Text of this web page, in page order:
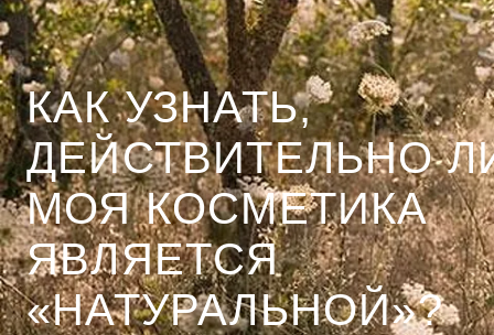
КАК УЗНАТЬ,
ДЕЙСТВИТЕЛЬНО
МОЯ КОСМЕТИКА
ЯВЛЯЕТСЯ
«НАТУРАЛЬНОЙ»?